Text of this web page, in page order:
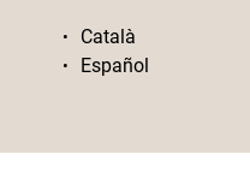
Català
Español